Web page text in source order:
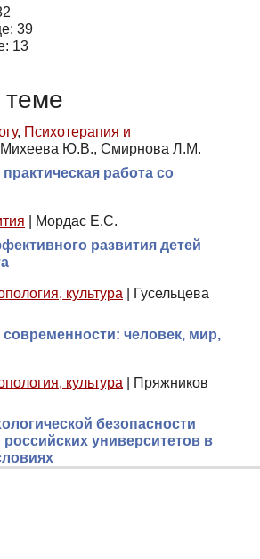
39
13
теме
, Психотерапия и
Михеева Ю.В., Смирнова Л.М.
работа со
Мордас Е.С.
развития детей
культура
Гусельцева
человек, мир,
культура
Пряжников
безопасности
университетов в